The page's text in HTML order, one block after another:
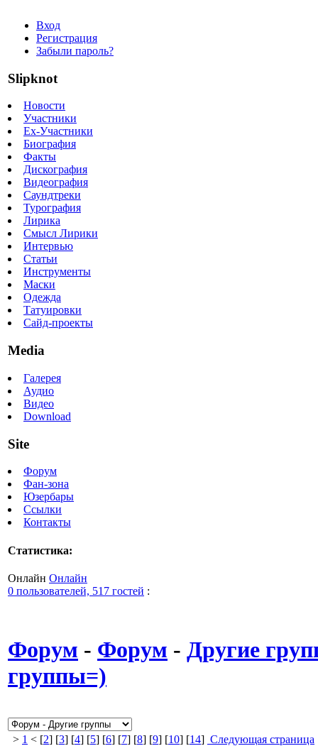
Вход
Регистрация
Забыли пароль?
Slipknot
Новости
Участники
Ex-Участники
Биография
Факты
Дискография
Видеография
Саундтреки
Турография
Лирика
Смысл Лирики
Интервью
Статьи
Инструменты
Маски
Одежда
Татуировки
Сайд-проекты
Media
Галерея
Аудио
Видео
Download
Site
Форум
Фан-зона
Юзербары
Ссылки
Контакты
Статистика:
Онлайн Онлайн
0 пользователей, 517 гостей :
Форум - Форум - Другие
группы=)
> 1 < [2] [3] [4] [5] [6] [7] [8] [9] [10] [14] Следующая страница